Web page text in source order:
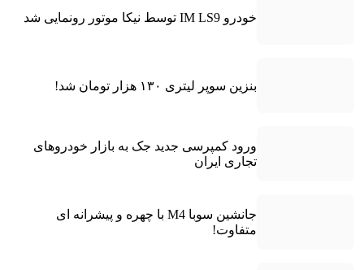
خودرو IM LS9 توسط نیکا موتور رونمایی شد
بنزین سوپر لیتری ۱۳۰ هزار تومان شد!
ورود کمپرسی جدید جک به بازار خودروهای
تجاری ایران
جانشین سوبا M4 با چهره و پیشرانه ای
متفاوت!